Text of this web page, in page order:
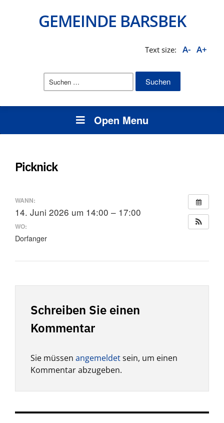
GEMEINDE BARSBEK
Text size: A- A+
Suchen
Open Menu
Picknick
WANN:
14. Juni 2026 um 14:00 – 17:00
WO:
Dorfanger
Schreiben Sie einen
Kommentar
Sie müssen angemeldetsein, um einen
Kommentar abzugeben.